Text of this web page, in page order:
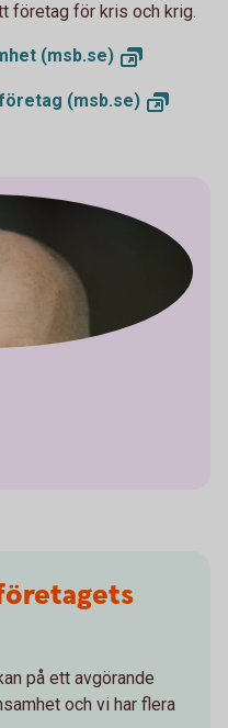
företag för kris och krig.
(msb.se)
(msb.se)
på ett avgörande
och vi har flera